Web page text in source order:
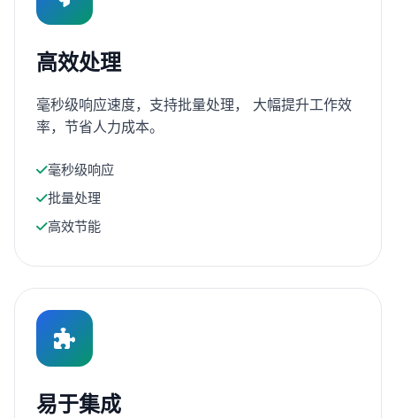
高效处理
毫秒级响应速度，支持批量处理， 大幅提升工作效
率，节省人力成本。
毫秒级响应
批量处理
高效节能
易于集成